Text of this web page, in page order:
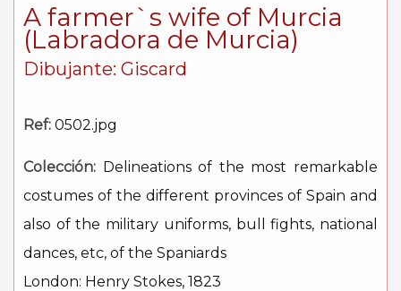
A farmer`s wife of Murcia
(Labradora de Murcia)
Dibujante: Giscard
Ref: 0502.jpg
Colección: Delineations of the most remarkable
costumes of the different provinces of Spain and
also of the military uniforms, bull fights, national
dances, etc, of the Spaniards
London: Henry Stokes, 1823